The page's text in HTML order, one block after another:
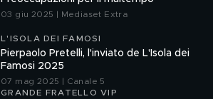
03 giu 2025 | Mediaset Extra
L'ISOLA DEI FAMOSI
Pierpaolo Pretelli, l'inviato de L'Isola dei
Famosi 2025
07 mag 2025 | Canale 5
GRANDE FRATELLO VIP